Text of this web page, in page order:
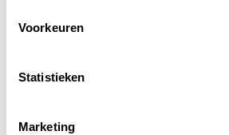
Voorkeuren
Statistieken
Marketing
Hoe beter de basisolie, hoe
eigenschappen. Echter, met een
erg belangrijk! Bovendien is er